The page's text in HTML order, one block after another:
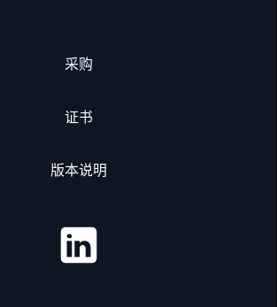
采购
证书
版本说明